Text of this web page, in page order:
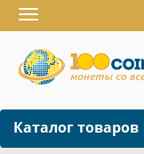
Toggle
navigation
Каталог товаров